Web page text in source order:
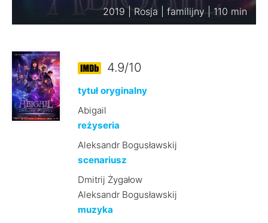
2019 | Rosja | familijny | 110 min
4.9/10
tytuł oryginalny
Abigail
reżyseria
Aleksandr Bogusławskij
scenariusz
Dmitrij Żygałow
Aleksandr Bogusławskij
muzyka